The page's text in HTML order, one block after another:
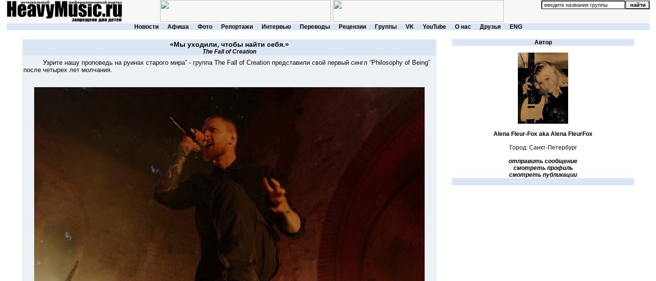
Новости Афиша Фото Репортажи Интервью Переводы Рецензии Группы VK YouTube О нас Друзья ENG
«Мы уходили, чтобы найти себя.»
The Fall of Creation
Узрите нашу проповедь на руинах старого мира” - группа The Fall of Creation представили свой первый сингл “Philosophy of Being”
после четырех лет молчания.
Автор
Alena Fleur-Fox aka Alena FleurFox
Город: Санкт-Петербург
отправить сообщение
смотреть профиль
смотреть публикации